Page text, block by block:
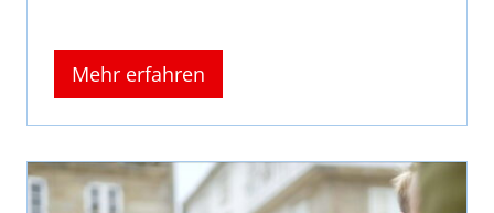
Mehr erfahren